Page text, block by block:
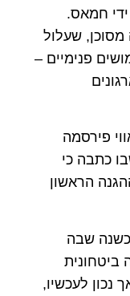
ידי חמאס.
שעלול
פנימיים –
פירסמה
כתבה כי
הראשון
כשנה שבה
ביטחונית
לעכשיו,